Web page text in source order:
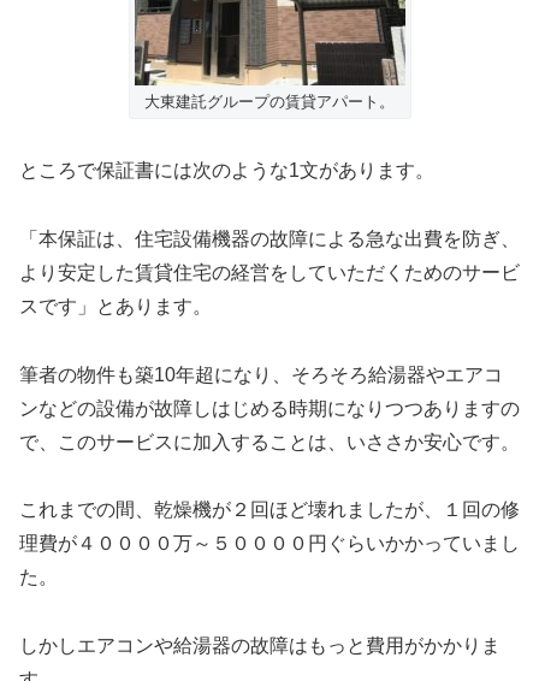
大東建託グループの賃貸アパート。
ところで保証書には次のような1文があります。
「本保証は、住宅設備機器の故障による急な出費を防ぎ、
より安定した賃貸住宅の経営をしていただくためのサービ
スです」とあります。
筆者の物件も築10年超になり、そろそろ給湯器やエアコ
ンなどの設備が故障しはじめる時期になりつつありますの
で、このサービスに加入することは、いささか安心です。
これまでの間、乾燥機が２回ほど壊れましたが、１回の修
理費が４００００万～５００００円ぐらいかかっていまし
た。
しかしエアコンや給湯器の故障はもっと費用がかかりま